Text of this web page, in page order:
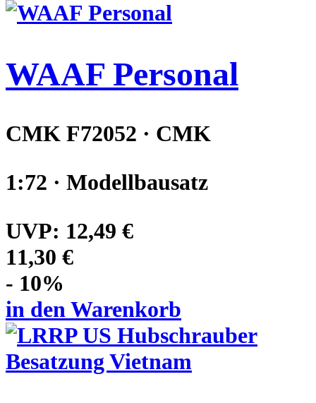
WAAF Personal
CMK F72052 · CMK
1:72 · Modellbausatz
UVP: 12,49 €
11,30 €
- 10%
in den Warenkorb